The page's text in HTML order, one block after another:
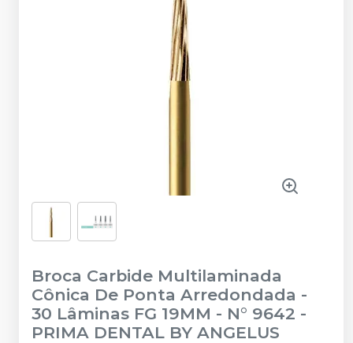
Broca Carbide Multilaminada
Cônica De Ponta Arredondada -
30 Lâminas FG 19MM - N° 9642 -
PRIMA DENTAL BY ANGELUS